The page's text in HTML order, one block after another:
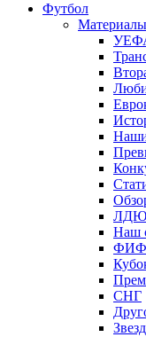
Футбол
Материалы
Наш
СНГ